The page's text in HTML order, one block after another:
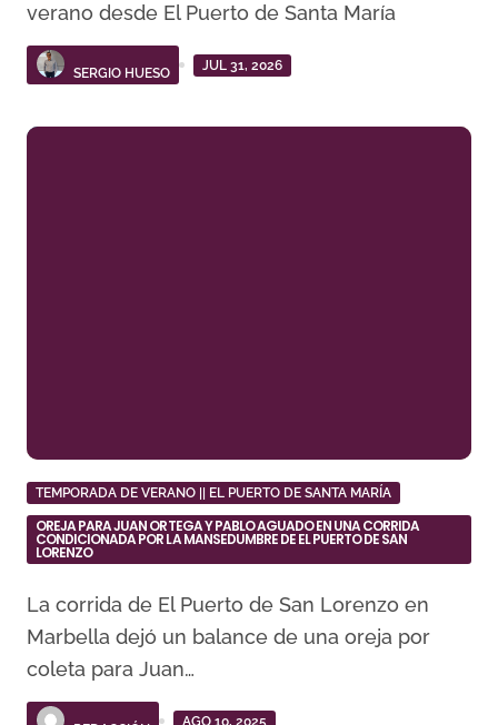
verano desde El Puerto de Santa María
SERGIO HUESO
JUL 31, 2026
TEMPORADA DE VERANO || EL PUERTO DE SANTA MARÍA
OREJA PARA JUAN ORTEGA Y PABLO AGUADO EN UNA CORRIDA
CONDICIONADA POR LA MANSEDUMBRE DE EL PUERTO DE SAN
LORENZO
La corrida de El Puerto de San Lorenzo en
Marbella dejó un balance de una oreja por
coleta para Juan…
AGO 10, 2025